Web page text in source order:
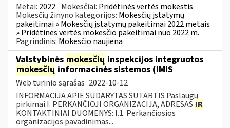
Metai: 2022 Mokesčiai: Pridėtinės vertės mokestis
Mokesčių žinyno kategorijos: Mokesčių įstatymų
pakeitimai » Mokesčių įstatymų pakeitimai 2022 metais
» Pridėtinės vertės mokesčio pakeitimai nuo 2022 m.
Pagrindinis: Mokesčio naujiena
Valstybinės mokesčių inspekcijos integruotos
mokesčių informacinės sistemos (IMIS
Web turinio sąrašas 2022-10-12
INFORMACIJA APIE SUDARYTAS SUTARTIS Paslaugų
pirkimai I. PERKANČIOJI ORGANIZACIJA, ADRESAS IR
KONTAKTINIAI DUOMENYS: I.1. Perkančiosios
organizacijos pavadinimas...